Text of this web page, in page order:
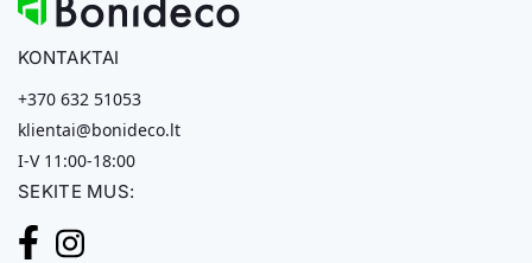
KONTAKTAI
+370 632 51053
klientai@bonideco.lt
I-V 11:00-18:00
SEKITE MUS: